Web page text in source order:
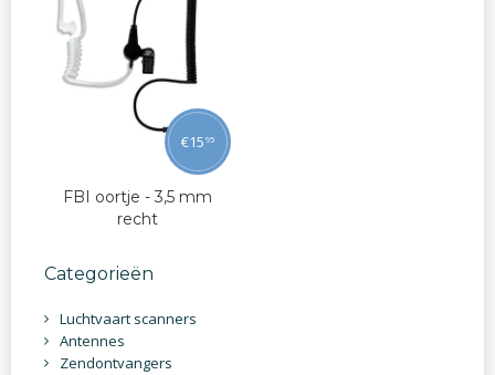
FBI oortje - 3,5 mm
recht
€15 95
Categorieën
Luchtvaart scanners
Antennes
Zendontvangers